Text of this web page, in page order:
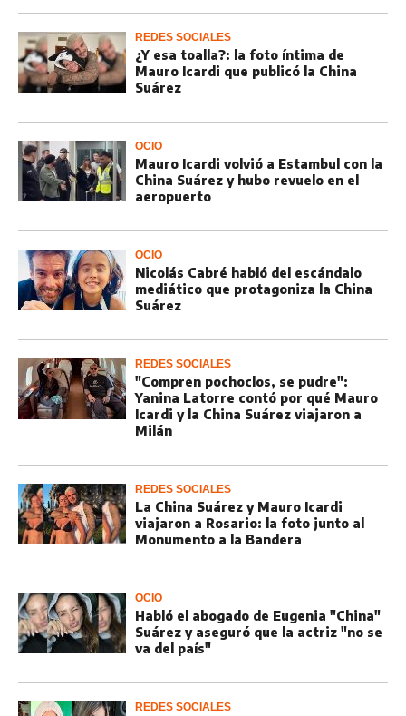
REDES SOCIALES
¿Y esa toalla?: la foto íntima de
Mauro Icardi que publicó la China
Suárez
OCIO
Mauro Icardi volvió a Estambul con la
China Suárez y hubo revuelo en el
aeropuerto
OCIO
Nicolás Cabré habló del escándalo
mediático que protagoniza la China
Suárez
REDES SOCIALES
"Compren pochoclos, se pudre":
Yanina Latorre contó por qué Mauro
Icardi y la China Suárez viajaron a
Milán
REDES SOCIALES
La China Suárez y Mauro Icardi
viajaron a Rosario: la foto junto al
Monumento a la Bandera
OCIO
Habló el abogado de Eugenia "China"
Suárez y aseguró que la actriz "no se
va del país"
REDES SOCIALES